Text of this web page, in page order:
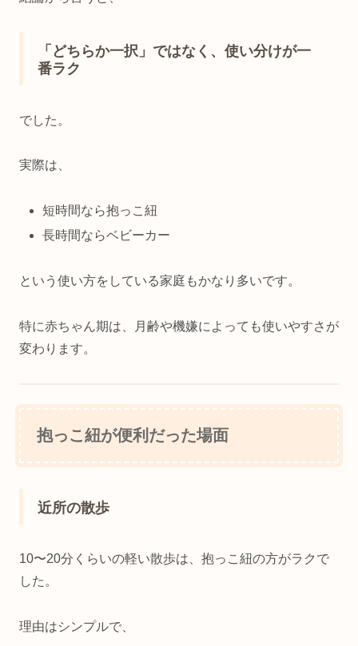
「どちらか一択」ではなく、使い分けが一
番ラク
でした。
実際は、
短時間なら抱っこ紐
長時間ならベビーカー
という使い方をしている家庭もかなり多いです。
特に赤ちゃん期は、月齢や機嫌によっても使いやすさが
変わります。
抱っこ紐が便利だった場面
近所の散歩
10〜20分くらいの軽い散歩は、抱っこ紐の方がラクで
した。
理由はシンプルで、